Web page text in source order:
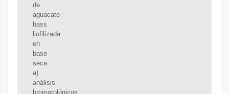
de
aguacate
hass
liofilizada
en
base
seca
a)
análisis
bromatológicos.